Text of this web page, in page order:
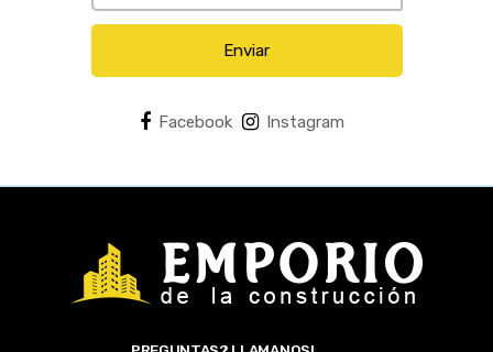
Enviar
Facebook Instagram